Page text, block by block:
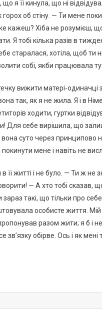
я її кинула, що ні
об стіну. — Ти мене
кажеш? Хіба не розумієш,
Я тобі кілька разів в
старалася, хотіла, щоб ти
собі, якби працювала
вижити матері-
так, як я не жила. Я і в
ходити, гуртки
Для себе вирішила, що
суто через принципово
мене і навіть не
житті і не було. — Ти ж не
— А хто тобі сказав,
такі, що тільки про
особисте життя.
разом жити; я б і
обірве. Ось і як мені